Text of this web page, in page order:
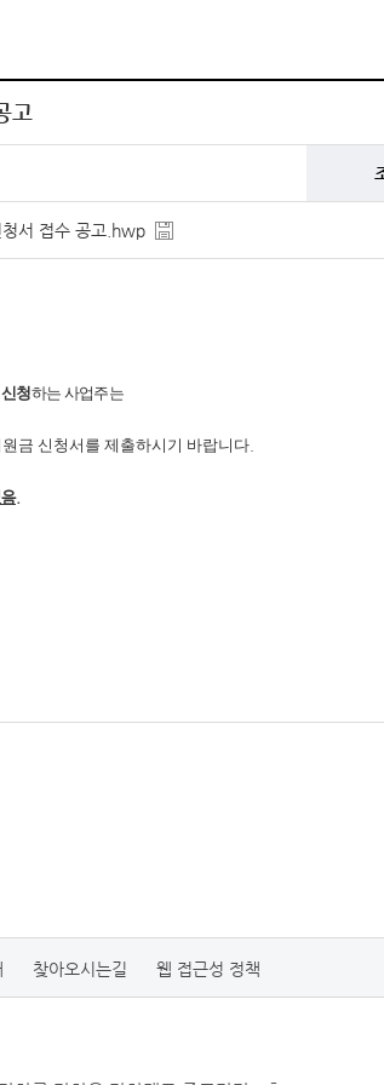
고
서 접수 공고.hwp
청하는 사업주는
금 신청서를 제출하시기 바랍니다.
.
찾아오시는길 웹 접근성 정책